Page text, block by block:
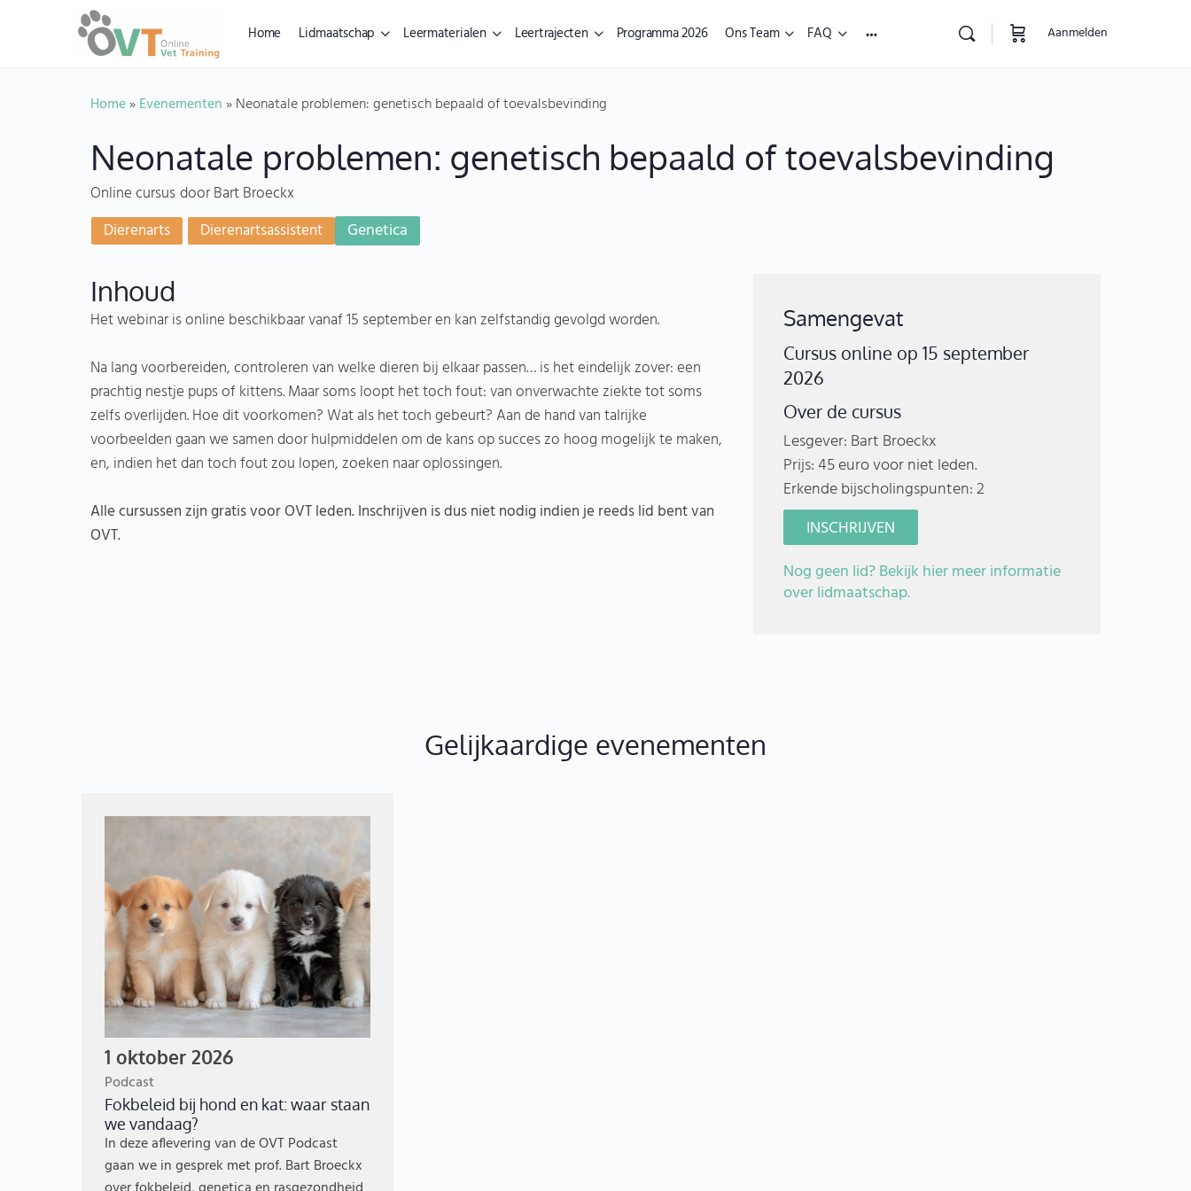
Home Lidmaatschap Leermaterialen Leertrajecten Programma 2026 Ons Team FAQ Aanmelden
Home»Evenementen»Neonatale problemen: genetisch bepaald of toevalsbevinding
Neonatale problemen: genetisch bepaald of toevalsbevinding
Online cursusdoor Bart Broeckx
Dierenarts
Dierenartsassistent Genetica
Inhoud
Het webinar is online beschikbaar vanaf 15 september en kan zelfstandig gevolgd worden.
Na lang voorbereiden, controleren van welke dieren bij elkaar passen… is het eindelijk zover: een
prachtig nestje pups of kittens. Maar soms loopt het toch fout: van onverwachte ziekte tot soms
zelfs overlijden. Hoe dit voorkomen? Wat als het toch gebeurt? Aan de hand van talrijke
voorbeelden gaan we samen door hulpmiddelen om de kans op succes zo hoog mogelijk te maken,
en, indien het dan toch fout zou lopen, zoeken naar oplossingen.
Alle cursussen zijn gratis voor OVT leden. Inschrijven is dus niet nodig indien je reeds lid bent van
OVT.
Samengevat
Cursus online op 15 september
2026
Over de cursus
Lesgever: Bart Broeckx
Prijs: 45 euro voor niet leden.
Erkende bijscholingspunten: 2
INSCHRIJVEN
Nog geen lid? Bekijk hier meer informatie
over lidmaatschap.
Gelijkaardige evenementen
1 oktober 2026
Podcast
Fokbeleid bij hond en kat: waar staan
we vandaag?
In deze aflevering van de OVT Podcast
gaan we in gesprek met prof. Bart Broeckx